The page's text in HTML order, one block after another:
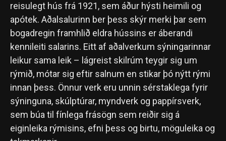
reisulegt hús frá 1921, sem áður hýsti heimili og
apótek. Aðalsalurinn ber þess skýr merki þar sem
bogadregin framhlið eldra hússins er áberandi
kennileiti salarins. Eitt af aðalverkum sýningarinnar
leikur sama leik – lágreist skilrúm teygir sig um
rýmið, mótar sig eftir salnum en stikar þó nýtt rými
innan þess. Önnur verk eru unnin sérstaklega fyrir
sýninguna, skúlptúrar, myndverk og pappírsverk,
sem búa til fínlega frásögn sem reiðir sig á
eiginleika rýmisins, efni þess og birtu, möguleika og